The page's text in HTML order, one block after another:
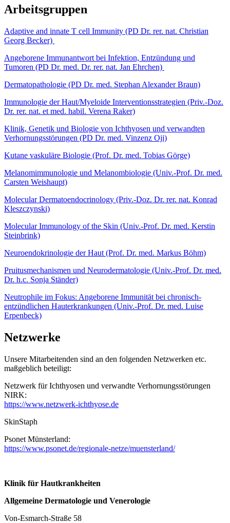
Arbeitsgruppen
Adaptive and innate T cell Immunity (PD Dr. rer. nat. Christian
Georg Becker)
Angeborene Immunantwort bei Infektion, Entzündung und
Tumoren (PD Dr. med. Dr. rer. nat. Jan Ehrchen)
Dermatopathologie (PD Dr. med. Stephan Alexander Braun)
Immunologie der Haut/Myeloide Interventionsstrategien (Priv.-Doz.
Dr. rer. nat. et med. habil. Verena Raker)
Klinik, Genetik und Biologie von Ichthyosen und verwandten
Verhornungsstörungen (PD Dr. med. Vinzenz Oji)
Kutane vaskuläre Biologie (Prof. Dr. med. Tobias Görge)
Melanomimmunologie und Melanombiologie (Univ.-Prof. Dr. med.
Carsten Weishaupt)
Molecular Dermatoendocrinology (Priv.-Doz. Dr. rer. nat. Konrad
Kleszczynski)
Molecular Immunology of the Skin (Univ.-Prof. Dr. med. Kerstin
Steinbrink)
Neuroendokrinologie der Haut (Prof. Dr. med. Markus Böhm)
Pruitusmechanismen und Neurodermatologie (Univ.-Prof. Dr. med.
Dr. h.c. Sonja Ständer)
Neutrophile im Fokus: Angeborene Immunität bei chronisch-
entzündlichen Hauterkrankungen (Univ.-Prof. Dr. med. Luise
Erpenbeck)
Netzwerke
Unsere Mitarbeitenden sind an den folgenden Netzwerken etc.
maßgeblich beteiligt:
Netzwerk für Ichthyosen und verwandte Verhornungsstörungen
NIRK:
https://www.netzwerk-ichthyose.de
SkinStaph
Psonet Münsterland:
https://www.psonet.de/regionale-netze/muensterland/
Klinik für Hautkrankheiten
Allgemeine Dermatologie und Venerologie
Von-Esmarch-Straße 58